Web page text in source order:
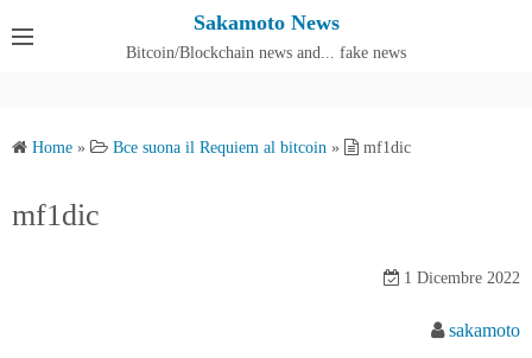
Sakamoto News
Bitcoin/Blockchain news and... fake news
Home » Bce suona il Requiem al bitcoin » mf1dic
mf1dic
1 Dicembre 2022
sakamoto